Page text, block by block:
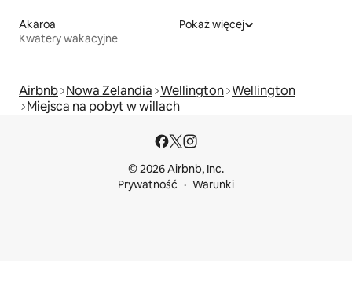
Akaroa
Kwatery wakacyjne
Pokaż więcej
Airbnb Nowa Zelandia Wellington Wellington
Miejsca na pobyt w willach
© 2026 Airbnb, Inc.
Prywatność
Warunki